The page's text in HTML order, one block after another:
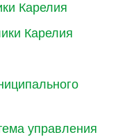
Карелия
Карелия
управления